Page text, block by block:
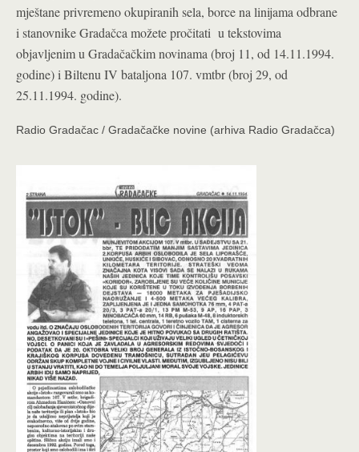
mještane privremeno okupiranih sela, borce na linijama odbrane
i stanovnike Gradačca možete pročitati u tekstovima
objavljenim u Gradačačkim novinama (broj 11, od 14.11.1994.
godine) i Biltenu IV bataljona 107. vmtbr (broj 29, od
25.11.1994. godine).
Radio Gradačac / Gradačačke novine (arhiva Radio Gradačca)